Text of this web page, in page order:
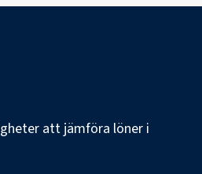
att jämföra löner i